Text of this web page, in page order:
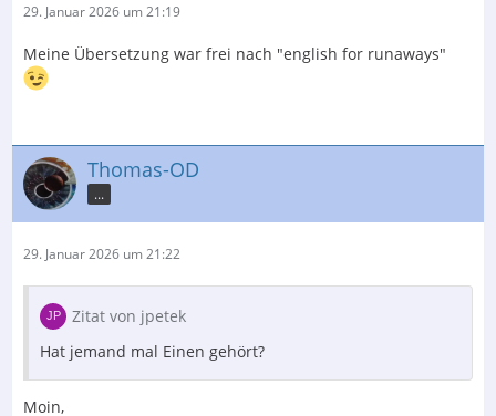
29. Januar 2026 um 21:19
Meine Übersetzung war frei nach "english for runaways"
Thomas-OD
...
29. Januar 2026 um 21:22
Zitat von jpetek
Hat jemand mal Einen gehört?
Moin,